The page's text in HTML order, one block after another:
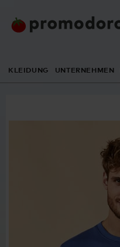
KLEIDUNG UNTERNEHMEN